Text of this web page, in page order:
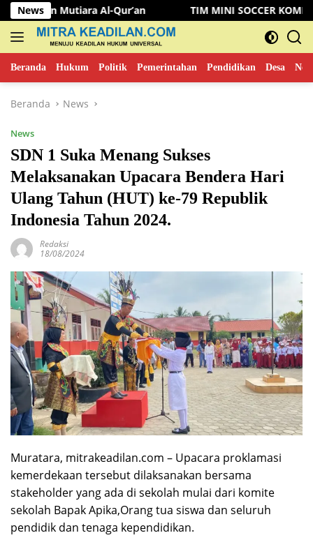
Langsung
ke
konten
News
Al-Qur’an TIM MINI SOCCER KOMINFO MUSI
Beranda Hukum Politik Pemerintahan Pendidikan Desa
Beranda News
News
SDN 1 Suka Menang Sukses
Melaksanakan Upacara Bendera Hari
Ulang Tahun (HUT) ke-79 Republik
Indonesia Tahun 2024.
Redaksi
18/08/2024
Muratara, mitrakeadilan.com – Upacara proklamasi
kemerdekaan tersebut dilaksanakan bersama
stakeholder yang ada di sekolah mulai dari komite
sekolah Bapak Apika,Orang tua siswa dan seluruh
pendidik dan tenaga kependidikan.